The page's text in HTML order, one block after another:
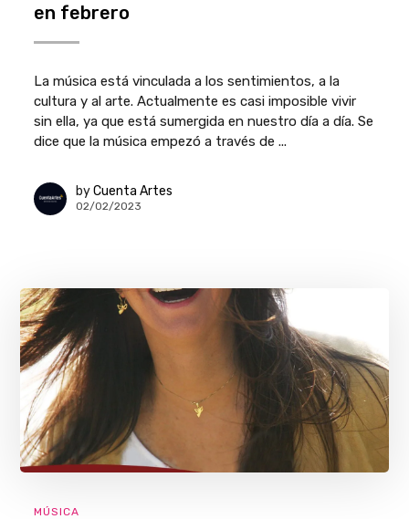
en febrero
La música está vinculada a los sentimientos, a la
cultura y al arte. Actualmente es casi imposible vivir
sin ella, ya que está sumergida en nuestro día a día. Se
dice que la música empezó a través de ...
by Cuenta Artes
02/02/2023
MÚSICA